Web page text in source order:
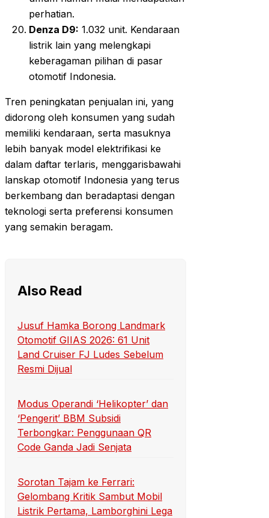
perhatian.
Denza D9: 1.032 unit. Kendaraan
listrik lain yang melengkapi
keberagaman pilihan di pasar
otomotif Indonesia.
Tren peningkatan penjualan ini, yang
didorong oleh konsumen yang sudah
memiliki kendaraan, serta masuknya
lebih banyak model elektrifikasi ke
dalam daftar terlaris, menggarisbawahi
lanskap otomotif Indonesia yang terus
berkembang dan beradaptasi dengan
teknologi serta preferensi konsumen
yang semakin beragam.
Also Read
Jusuf Hamka Borong Landmark
Otomotif GIIAS 2026: 61 Unit
Land Cruiser FJ Ludes Sebelum
Resmi Dijual
Modus Operandi ‘Helikopter’ dan
‘Pengerit’ BBM Subsidi
Terbongkar: Penggunaan QR
Code Ganda Jadi Senjata
Sorotan Tajam ke Ferrari:
Gelombang Kritik Sambut Mobil
Listrik Pertama, Lamborghini Lega